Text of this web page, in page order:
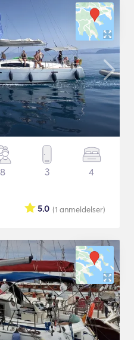
8 3 4
(1 anmeldelser)
5.0